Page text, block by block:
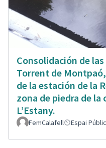
Consolidación de
Torrent de
de la estación de la
zona de piedra de la
L’Estany.
FemCalafell Espai Públic